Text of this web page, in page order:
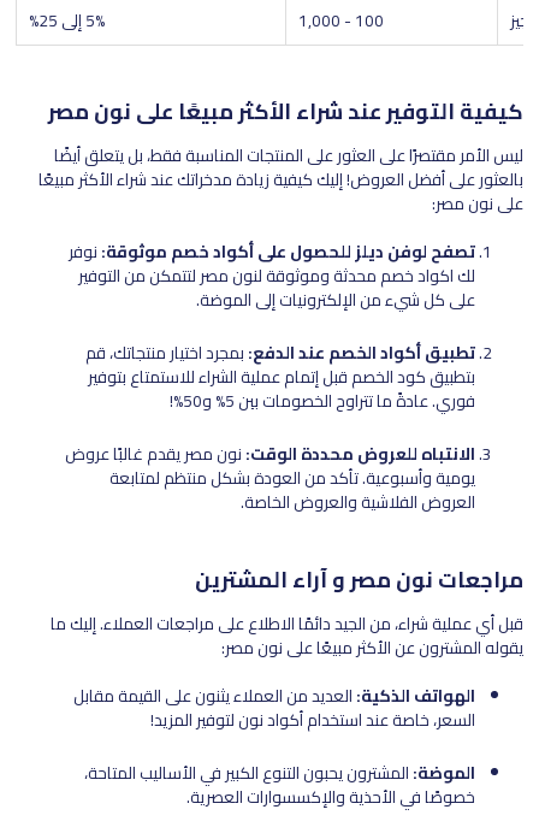
100 - 1,000 5% إلى 25%
كيفية التوفير عند شراء الأكثر مبيعًا على نون مصر
ليس الأمر مقتصرًا على العثور على المنتجات المناسبة فقط، بل يتعلق أيضًا
بالعثور على أفضل العروض! إليك كيفية زيادة مدخراتك عند شراء الأكثر مبيعًا
على نون مصر:
تصفح لوفن ديلز للحصول على أكواد خصم موثوقة:نوفر
لك اكواد خصم محدثة وموثوقة لنون مصر لتتمكن من التوفير
على كل شيء من الإلكترونيات إلى الموضة.
تطبيق أكواد الخصم عند الدفع:بمجرد اختيار منتجاتك، قم
بتطبيق كود الخصم قبل إتمام عملية الشراء للاستمتاع بتوفير
فوري. عادةً ما تتراوح الخصومات بين 5% و50%!
الانتباه للعروض محددة الوقت:نون مصر يقدم غالبًا عروض
يومية وأسبوعية. تأكد من العودة بشكل منتظم لمتابعة
العروض الفلاشية والعروض الخاصة.
مراجعات نون مصر و آراء المشترين
قبل أي عملية شراء، من الجيد دائمًا الاطلاع على مراجعات العملاء. إليك ما
يقوله المشترون عن الأكثر مبيعًا على نون مصر:
الهواتف الذكية:العديد من العملاء يثنون على القيمة مقابل
السعر، خاصة عند استخدام أكواد نون لتوفير المزيد!
الموضة:المشترون يحبون التنوع الكبير في الأساليب المتاحة،
خصوصًا في الأحذية والإكسسوارات العصرية.